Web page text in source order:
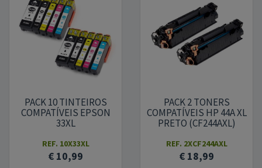
PACK 10 TINTEIROS
COMPATÍVEIS EPSON
33XL
REF. 10X33XL
€ 10,99
PACK 2 TONERS
COMPATÍVEIS HP 44A XL
PRETO (CF244AXL)
REF. 2XCF244AXL
€ 18,99